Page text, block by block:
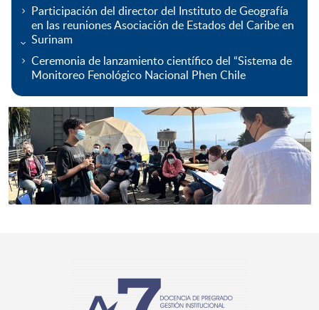
Participación del director del Instituto de Geografía
en las reuniones Asociación de Estados del Caribe en
Surinam
Ceremonia de lanzamiento científico del “Sistema de
Monitoreo Fenológico Nacional Phen Chile